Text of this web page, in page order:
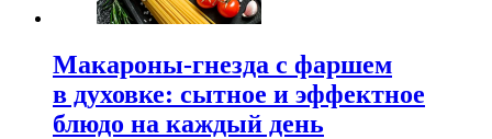
Макароны-гнезда с фаршем
в духовке: сытное и эффектное
блюдо на каждый день